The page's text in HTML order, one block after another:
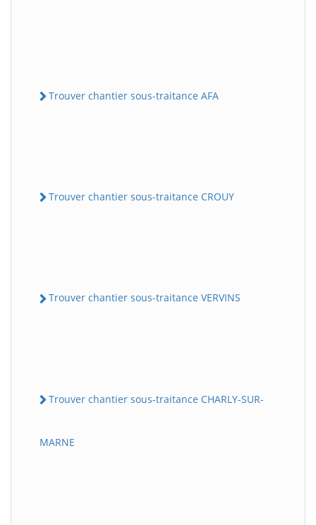
Trouver chantier sous-traitance AFA
Trouver chantier sous-traitance CROUY
Trouver chantier sous-traitance VERVINS
Trouver chantier sous-traitance CHARLY-SUR-
MARNE